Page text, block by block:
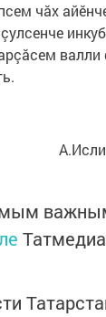
чăх
валли
Татмедиа